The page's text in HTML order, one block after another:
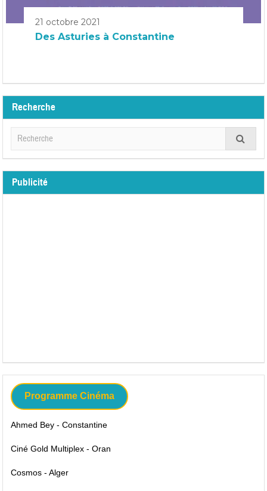
21 octobre 2021
Des Asturies à Constantine
Recherche
Publicité
Programme Cinéma
Ahmed Bey - Constantine
Ciné Gold Multiplex - Oran
Cosmos - Alger